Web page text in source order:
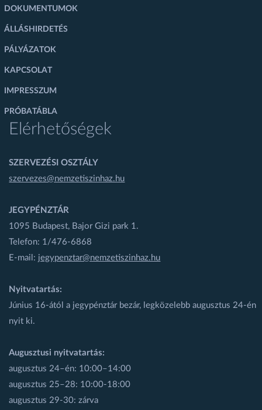
DOKUMENTUMOK
ÁLLÁSHIRDETÉS
PÁLYÁZATOK
KAPCSOLAT
IMPRESSZUM
PRÓBATÁBLA
Elérhetőségek
SZERVEZÉSI OSZTÁLY
szervezes@nemzetiszinhaz.hu
JEGYPÉNZTÁR
1095 Budapest, Bajor Gizi park 1.
Telefon: 1/476-6868
E-mail: jegypenztar@nemzetiszinhaz.hu
Nyitvatartás:
Június 16-ától a jegypénztár bezár, legközelebb augusztus 24-én
nyit ki.
Augusztusi nyitvatartás:
augusztus 24–én: 10:00–14:00
augusztus 25–28: 10:00-18:00
augusztus 29-30: zárva